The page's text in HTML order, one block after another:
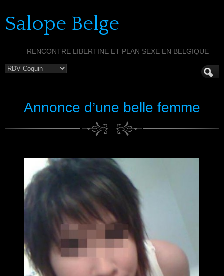
Salope Belge
RENCONTRE LIBERTINE ET PLAN SEXE EN BELGIQUE
Annonce d’une belle femme